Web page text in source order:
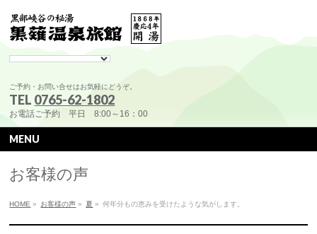
ご予約・お問い合せはお気軽にどうぞ。
TEL 0765-62-1802
お電話ご予約 平日 8:00～16：00
MENU
お客様の声
HOME » お客様の声 » 夏 » 何年分もの恵みを受けたような気がします。